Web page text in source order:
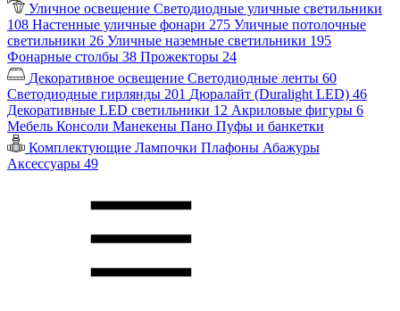
Уличное освещение Светодиодные уличные светильники
108 Настенные уличные фонари 275 Уличные потолочные
светильники 26 Уличные наземные светильники 195
Фонарные столбы 38 Прожекторы 24
Декоративное освещение Светодиодные ленты 60
Светодиодные гирлянды 201 Дюралайт (Duralight LED) 46
Декоративные LED светильники 12 Акриловые фигуры 6
Мебель Консоли Манекены Пано Пуфы и банкетки
Комплектующие Лампочки Плафоны Абажуры
Аксессуары 49